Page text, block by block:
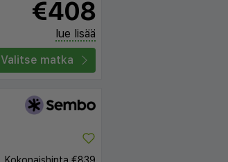
€408
lue lisää
Valitse matka